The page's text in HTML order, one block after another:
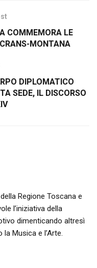
COMMEMORA LE
MONTANA
DIPLOMATICO
SEDE, IL DISCORSO
Regione Toscana e
l’iniziativa della
dimenticando altresì
Musica e l’Arte.